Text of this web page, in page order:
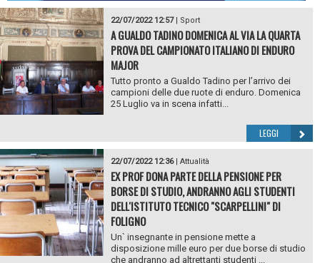
22/07/2022 12:57| Sport
A GUALDO TADINO DOMENICA AL VIA LA QUARTA
PROVA DEL CAMPIONATO ITALIANO DI ENDURO
MAJOR
Tutto pronto a Gualdo Tadino per l’arrivo dei
campioni delle due ruote di enduro. Domenica
25 Luglio va in scena infatti...
LEGGI
22/07/2022 12:36| Attualità
EX PROF DONA PARTE DELLA PENSIONE PER
BORSE DI STUDIO, ANDRANNO AGLI STUDENTI
DELL'ISTITUTO TECNICO "SCARPELLINI" DI
FOLIGNO
Un` insegnante in pensione mette a
disposizione mille euro per due borse di studio
che andranno ad altrettanti studenti ...